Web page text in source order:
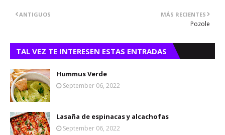
MÁS RECIENTES
Pozole
ANTIGUOS
TAL VEZ TE INTERESEN ESTAS ENTRADAS
Hummus Verde
September 06, 2022
Lasaña de espinacas y alcachofas
September 06, 2022